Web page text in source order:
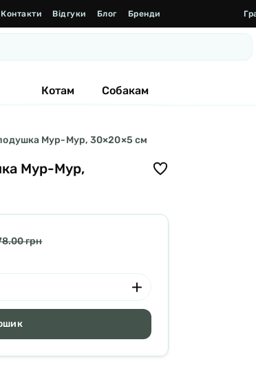
Контакти Відгуки Блог Бренди
Котам Собакам
подушка Мур-Мур, 30×20×5 см
Мур-Мур,
грн